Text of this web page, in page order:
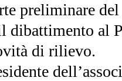
preliminare
dibattimento al
di rilievo.